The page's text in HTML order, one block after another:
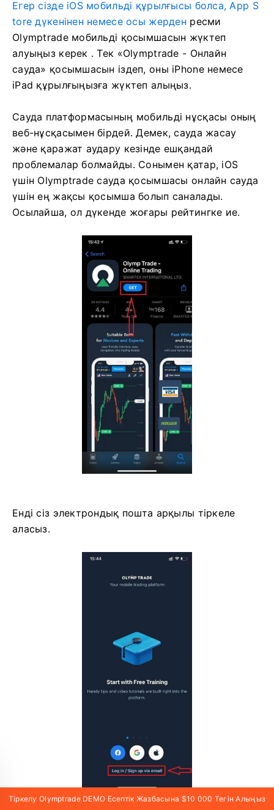
Егер сізде iOS мобильді құрылғысы болса, App S
tore дүкенінен немесе осы жерден ресми
Olymptrade мобильді қосымшасын жүктеп
алуыңыз керек . Тек «Olymptrade - Онлайн
сауда» қосымшасын іздеп, оны iPhone немесе
iPad құрылғыңызға жүктеп алыңыз.
Сауда платформасының мобильді нұсқасы оның
веб-нұсқасымен бірдей. Демек, сауда жасау
және қаражат аудару кезінде ешқандай
проблемалар болмайды. Сонымен қатар, iOS
үшін Olymptrade сауда қосымшасы онлайн сауда
үшін ең жақсы қосымша болып саналады.
Осылайша, ол дүкенде жоғары рейтингке ие.
Енді сіз электрондық пошта арқылы тіркеле
аласыз.
Тіркелу Olymptrade DEMO Есептік Жазбасына $10 000 Тегін Алыңыз